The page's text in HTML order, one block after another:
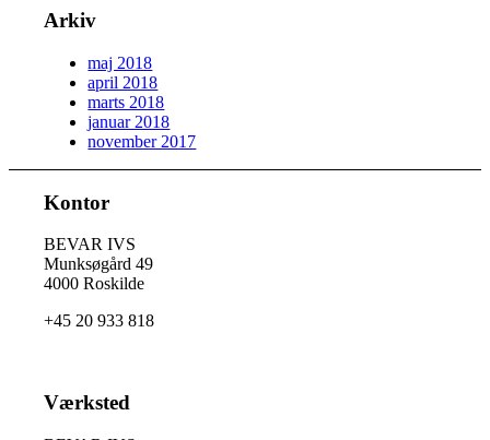
Arkiv
maj 2018
april 2018
marts 2018
januar 2018
november 2017
Kontor
BEVAR IVS
Munksøgård 49
4000 Roskilde
+45 20 933 818
Værksted